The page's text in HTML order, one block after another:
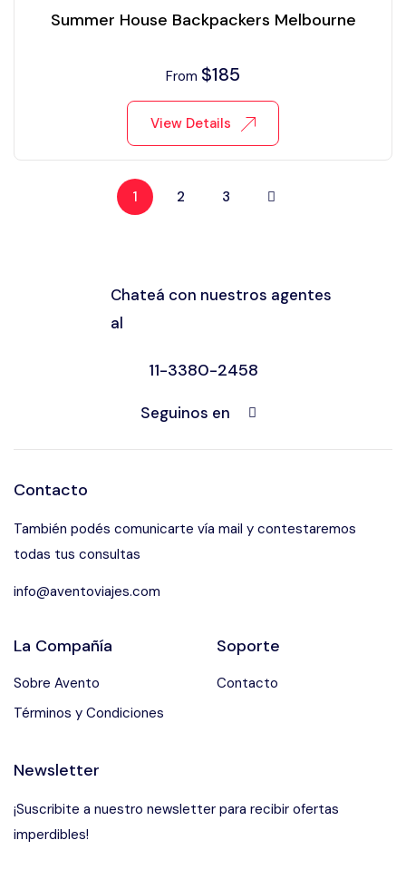
Summer House Backpackers Melbourne
From $185
View Details
1 2 3
Chateá con nuestros agentes
al
11-3380-2458
Seguinos en
Contacto
También podés comunicarte vía mail y contestaremos
todas tus consultas
info@aventoviajes.com
La Compañía
Sobre Avento
Términos y Condiciones
Soporte
Contacto
Newsletter
¡Suscribite a nuestro newsletter para recibir ofertas
imperdibles!